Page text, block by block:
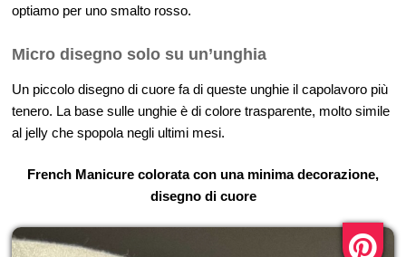
optiamo per uno smalto rosso.
Micro disegno solo su un’unghia
Un piccolo disegno di cuore fa di queste unghie il capolavoro più
tenero. La base sulle unghie è di colore trasparente, molto simile
al jelly che spopola negli ultimi mesi.
French Manicure colorata con una minima decorazione,
disegno di cuore